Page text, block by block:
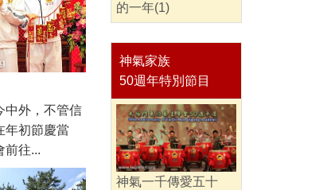
中外，不管信
年初節慶當
前往...
的一年(1)
神氣家族
50週年特別節目
神氣一千傳愛五十